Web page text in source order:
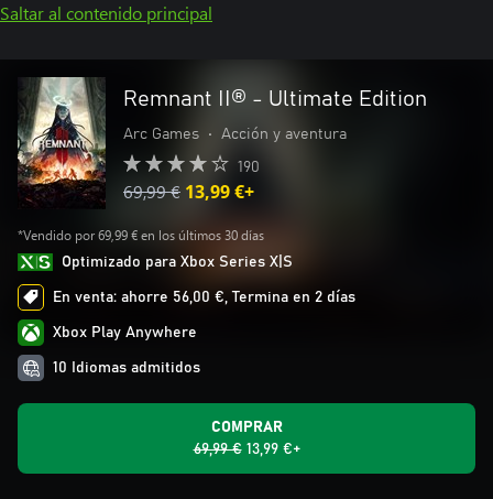
Saltar al contenido principal
Remnant II® - Ultimate Edition
Arc Games • Acción y aventura
190
69,99 € 13,99 €+
*Vendido por 69,99 € en los últimos 30 días
Optimizado para Xbox Series X|S
En venta: ahorre 56,00 €, Termina en 2 días
Xbox Play Anywhere
10 Idiomas admitidos
COMPRAR
69,99 € 13,99 €+